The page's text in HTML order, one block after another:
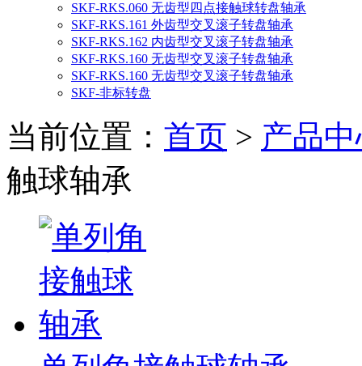
SKF-RKS.060 无齿型四点接触球转盘轴承
SKF-RKS.161 外齿型交叉滚子转盘轴承
SKF-RKS.162 内齿型交叉滚子转盘轴承
SKF-RKS.160 无齿型交叉滚子转盘轴承
SKF-RKS.160 无齿型交叉滚子转盘轴承
SKF-非标转盘
当前位置： 首页 > 产品
触球轴承